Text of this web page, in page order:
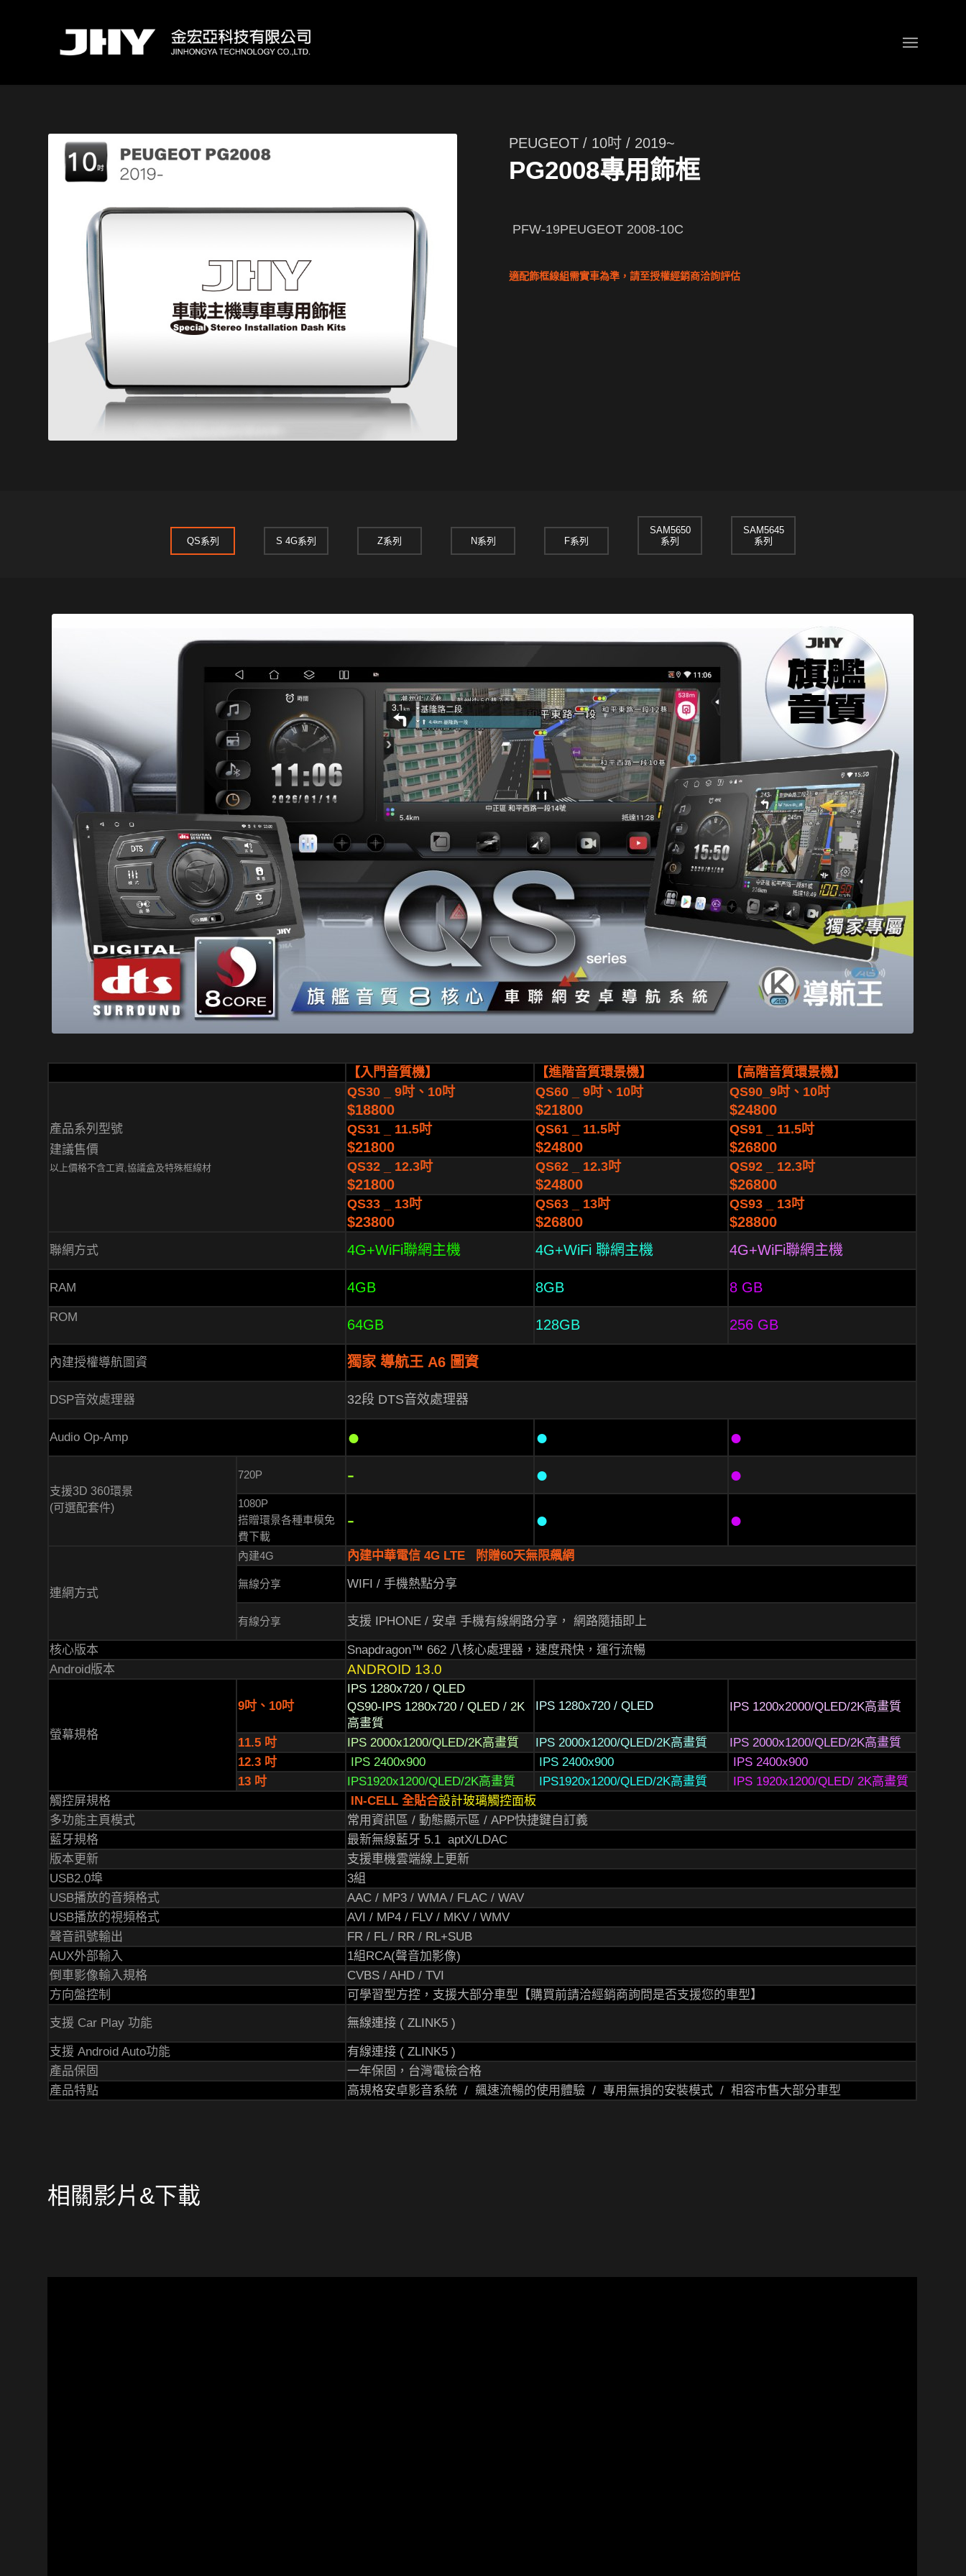
PEUGEOT / 10吋 / 2019~
PG2008專用飾框
PFW-19PEUGEOT 2008-10C
適配飾框線組需實車為準，請至授權經銷商洽詢評估
QS系列 S 4G系列 Z系列 N系列 F系列
SAM5650
系列
SAM5645
系列
【入門音質機】 【進階音質環景機】 【高階音質環景機】
產品系列型號
建議售價
以上價格不含工資,協議盒及特殊框線材
QS30 _ 9吋、10吋
$18800
QS60 _ 9吋、10吋
$21800
QS90_9吋、10吋
$24800
QS31 _ 11.5吋
$21800
QS61 _ 11.5吋
$24800
QS91 _ 11.5吋
$26800
QS32 _ 12.3吋
$21800
QS62 _ 12.3吋
$24800
QS92 _ 12.3吋
$26800
QS33 _ 13吋
$23800
QS63 _ 13吋
$26800
QS93 _ 13吋
$28800
聯網方式 4G+WiFi聯網主機 4G+WiFi 聯網主機 4G+WiFi聯網主機
RAM 4GB 8GB 8 GB
ROM 64GB 128GB 256 GB
內建授權導航圖資 獨家 導航王 A6 圖資
DSP音效處理器 32段 DTS音效處理器
Audio Op-Amp ● ● ●
支援3D 360環景
(可選配套件)
720P - ● ●
1080P
搭贈環景各種車模免
費下載
- ● ●
連網方式
內建4G 內建中華電信 4G LTE 附贈60天無限飆網
無線分享 WIFI / 手機熱點分享
有線分享 支援 IPHONE / 安卓 手機有線網路分享， 網路隨插即上
核心版本 Snapdragon™ 662 八核心處理器，速度飛快，運行流暢
Android版本
ANDROID 13.0
螢幕規格
9吋、10吋
IPS 1280x720 / QLED
QS90-IPS 1280x720 / QLED / 2K
高畫質
IPS 1280x720 / QLED IPS 1200x2000/QLED/2K高畫質
11.5 吋 IPS 2000x1200/QLED/2K高畫質 IPS 2000x1200/QLED/2K高畫質
IPS 2000x1200/QLED/2K高畫質
12.3 吋
IPS 2400x900 IPS 2400x900
IPS 2400x900
13 吋
IPS1920x1200/QLED/2K高畫質 IPS1920x1200/QLED/2K高畫質
IPS 1920x1200/QLED/ 2K高畫質
觸控屏規格
IN-CELL 全貼合設計玻璃觸控面板
多功能主頁模式
常用資訊區 / 動態顯示區 / APP快捷鍵自訂義
藍牙規格
最新無線藍牙 5.1 aptX/LDAC
版本更新
支援車機雲端線上更新
USB2.0埠
3組
USB播放的音頻格式
AAC / MP3 / WMA / FLAC / WAV
USB播放的視頻格式
AVI / MP4 / FLV / MKV / WMV
聲音訊號輸出
FR / FL / RR / RL+SUB
AUX外部輸入
1組RCA(聲音加影像)
倒車影像輸入規格
CVBS / AHD / TVI
方向盤控制
可學習型方控，支援大部分車型【購買前請洽經銷商詢問是否支援您的車型】
支援 Car Play 功能 無線連接 ( ZLINK5 )
支援 Android Auto功能
有線連接 ( ZLINK5 )
產品保固
一年保固，台灣電檢合格
產品特點
高規格安卓影音系統 / 飆速流暢的使用體驗 / 專用無損的安裝模式 / 相容市售大部分車型
相關影片&下載